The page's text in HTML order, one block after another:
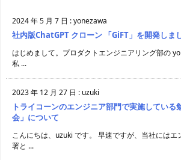
2024 年 5 月 7 日 :yonezawa
社内版ChatGPT クローン 「GiFT」を開発しま
はじめまして。プロダクトエンジニアリング部の
私 ...
2023 年 12 月 27 日 : uzuki
トライコーンのエンジニア部門で実施している
会」について
こんにちは、uzuki です。 早速ですが、当社にはエ
署と ...